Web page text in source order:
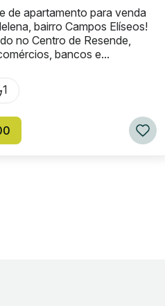
de apartamento para venda
bairro Campos Elíseos!
no Centro de Resende,
bancos e...
1